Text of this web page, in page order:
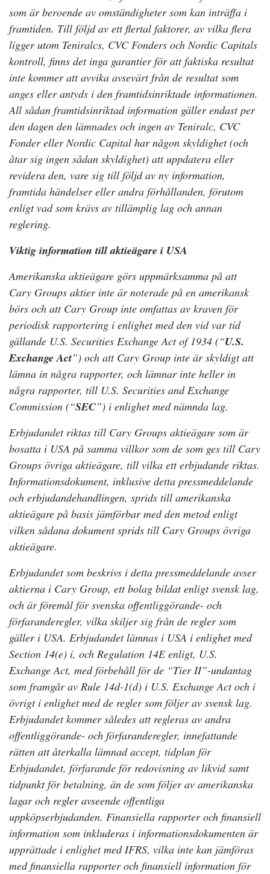
som är beroende av omständigheter som kan inträffa i
framtiden. Till följd av ett flertal faktorer, av vilka flera
ligger utom Teniralcs, CVC Fonders och Nordic Capitals
kontroll, finns det inga garantier för att faktiska resultat
inte kommer att avvika avsevärt från de resultat som
anges eller antyds i den framtidsinriktade informationen.
All sådan framtidsinriktad information gäller endast per
den dagen den lämnades och ingen av Teniralc, CVC
Fonder eller Nordic Capital har någon skyldighet (och
åtar sig ingen sådan skyldighet) att uppdatera eller
revidera den, vare sig till följd av ny information,
framtida händelser eller andra förhållanden, förutom
enligt vad som krävs av tillämplig lag och annan
reglering.
Viktig information till aktieägare i USA
Amerikanska aktieägare görs uppmärksamma på att
Cary Groups aktier inte är noterade på en amerikansk
börs och att Cary Group inte omfattas av kraven för
periodisk rapportering i enlighet med den vid var tid
gällande U.S. Securities Exchange Act of 1934 (“U.S.
Exchange Act”) och att Cary Group inte är skyldigt att
lämna in några rapporter, och lämnar inte heller in
några rapporter, till U.S. Securities and Exchange
Commission (“SEC”) i enlighet med nämnda lag.
Erbjudandet riktas till Cary Groups aktieägare som är
bosatta i USA på samma villkor som de som ges till Cary
Groups övriga aktieägare, till vilka ett erbjudande riktas.
Informationsdokument, inklusive detta pressmeddelande
och erbjudandehandlingen, sprids till amerikanska
aktieägare på basis jämförbar med den metod enligt
vilken sådana dokument sprids till Cary Groups övriga
aktieägare.
Erbjudandet som beskrivs i detta pressmeddelande avser
aktierna i Cary Group, ett bolag bildat enligt svensk lag,
och är föremål för svenska offentliggörande- och
förfaranderegler, vilka skiljer sig från de regler som
gäller i USA. Erbjudandet lämnas i USA i enlighet med
Section 14(e) i, och Regulation 14E enligt, U.S.
Exchange Act, med förbehåll för de “Tier II”-undantag
som framgår av Rule 14d-1(d) i U.S. Exchange Act och i
övrigt i enlighet med de regler som följer av svensk lag.
Erbjudandet kommer således att regleras av andra
offentliggörande- och förfaranderegler, innefattande
rätten att återkalla lämnad accept, tidplan för
Erbjudandet, förfarande för redovisning av likvid samt
tidpunkt för betalning, än de som följer av amerikanska
lagar och regler avseende offentliga
uppköpserbjudanden. Finansiella rapporter och finansiell
information som inkluderas i informationsdokumenten är
upprättade i enlighet med IFRS, vilka inte kan jämföras
med finansiella rapporter och finansiell information för